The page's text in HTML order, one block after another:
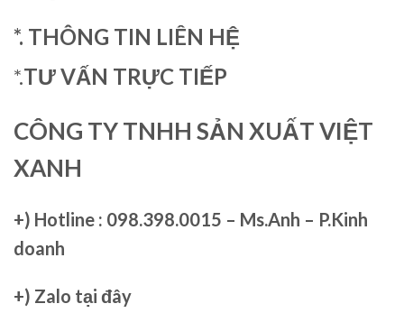
*. THÔNG TIN LIÊN HỆ
*.TƯ VẤN TRỰC TIẾP
CÔNG TY TNHH SẢN XUẤT VIỆT
XANH
+) Hotline : 098.398.0015 – Ms.Anh – P.Kinh
doanh
+) Zalo tại đây